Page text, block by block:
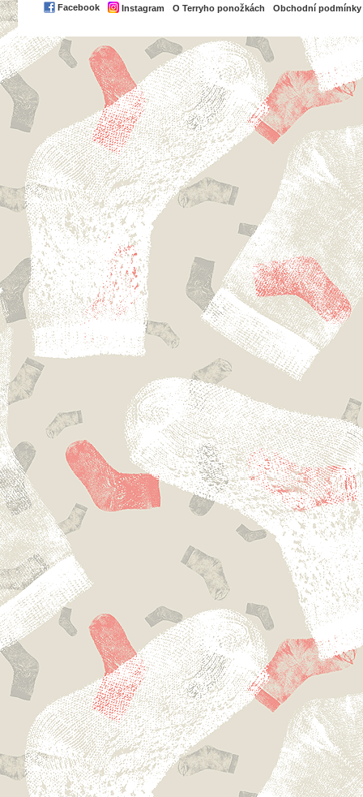
Facebook Instagram O Terryho ponožkách Obchodní podmínky
PayPal